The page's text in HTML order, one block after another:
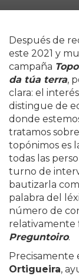
Después de
este 2021 y
campaña
da túa terra,
clara: el
distingue de
donde
tratamos
topónimos es
todas las
turno de
bautizarla
palabra del
número de
relativamente
Preguntoiro.
Precisamente
Ortigueira,